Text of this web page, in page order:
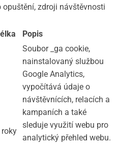
zdroji návštěvnosti
Popis
roky
Soubor _ga cookie,
nainstalovaný službou
Google Analytics,
vypočítává údaje o
návštěvnících, relacích a
kampaních a také
sleduje využití webu pro
analytický přehled webu.